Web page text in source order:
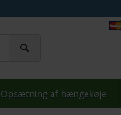
Opsætning af hængekøje